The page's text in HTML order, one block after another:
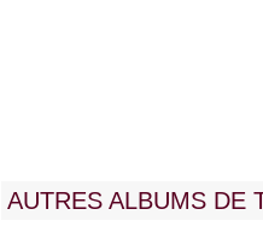
AUTRES ALBUMS DE